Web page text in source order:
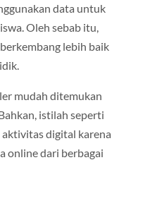
data untuk
Oleh sebab itu,
lebih baik
mudah ditemukan
istilah seperti
digital karena
online dari berbagai